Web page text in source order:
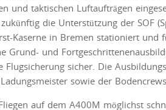
und taktischen Luftaufträgen
die Unterstützung der SOF
Kaserne in Bremen stationiert und
Grund- und
sicher. Die
sowie der Bodencrews.
auf dem A400M möglichst